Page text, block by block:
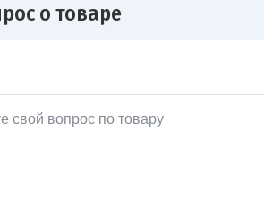
о товаре